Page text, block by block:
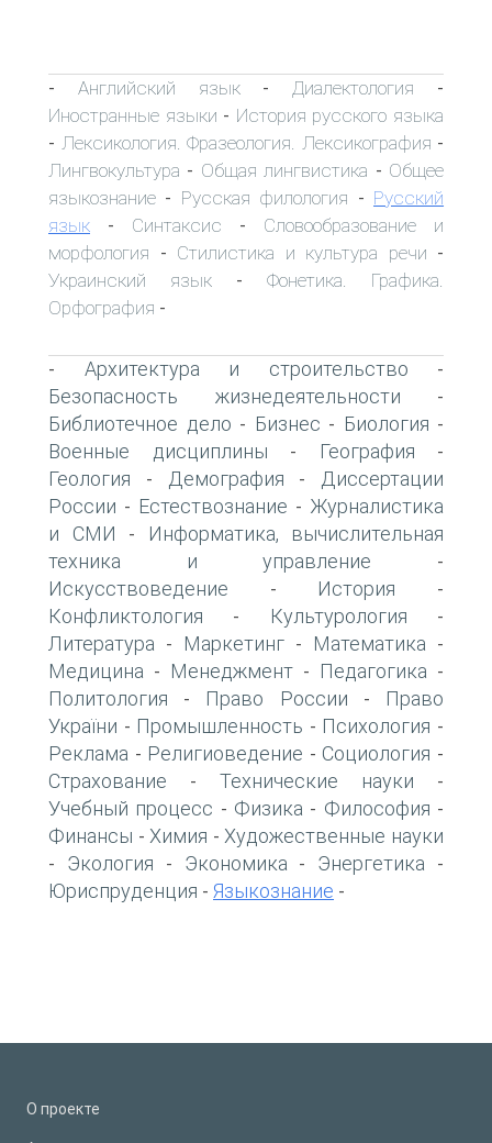
- Английский язык- Диалектология -
Иностранные языки - История русского языка
- Лексикология. Фразеология. Лексикография -
Лингвокультура - Общая лингвистика - Общее
языкознание - Русская филология - Русский
язык - Синтаксис - Словообразование и
морфология - Стилистика и культура речи -
Украинский язык - Фонетика. Графика.
Орфография -
- Архитектура и строительство -
Безопасность жизнедеятельности -
Библиотечное дело - Бизнес - Биология -
Военные дисциплины - География -
Геология - Демография -
Диссертации
России - Естествознание - Журналистика
и СМИ -
Информатика, вычислительная
техника и управление -
Искусствоведение - История -
Конфликтология - Культурология -
Литература - Маркетинг - Математика -
Медицина - Менеджмент - Педагогика -
Политология - Право России -
Право
України - Промышленность - Психология -
Реклама - Религиоведение - Социология -
Страхование - Технические науки -
Учебный процесс - Физика - Философия -
Финансы - Химия - Художественные науки
- Экология - Экономика - Энергетика -
Юриспруденция - Языкознание -
О проекте